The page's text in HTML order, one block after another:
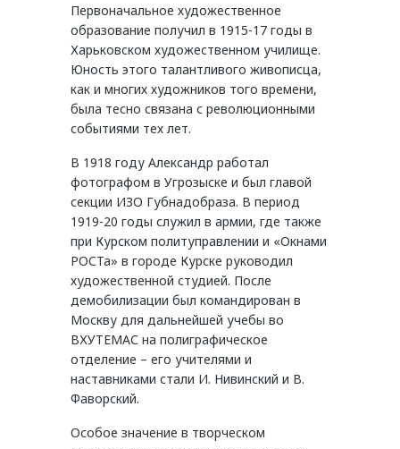
Первоначальное художественное
образование получил в 1915-17 годы в
Харьковском художественном училище.
Юность этого талантливого живописца,
как и многих художников того времени,
была тесно связана с революционными
событиями тех лет.
В 1918 году Александр работал
фотографом в Угрозыске и был главой
секции ИЗО Губнадобраза. В период
1919-20 годы служил в армии, где также
при Курском политуправлении и «Окнами
РОСТа» в городе Курске руководил
художественной студией. После
демобилизации был командирован в
Москву для дальнейшей учебы во
ВХУТЕМАС на полиграфическое
отделение – его учителями и
наставниками стали И. Нивинский и В.
Фаворский.
Особое значение в творческом